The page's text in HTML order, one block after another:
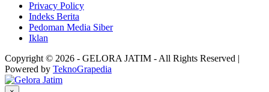
Privacy Policy
Indeks Berita
Pedoman Media Siber
Iklan
Copyright © 2026 - GELORA JATIM - All Rights Reserved |
Powered by TeknoGrapedia